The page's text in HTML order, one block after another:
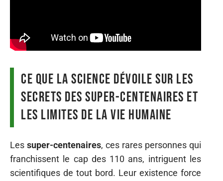
Ce que la science dévoile sur les
secrets des super-centenaires et
les limites de la vie humaine
Les super-centenaires, ces rares personnes qui
franchissent le cap des 110 ans, intriguent les
scientifiques de tout bord. Leur existence force